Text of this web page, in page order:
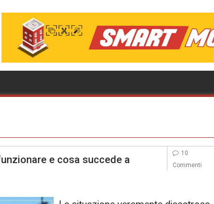
e cosa succede a
10
Commenti